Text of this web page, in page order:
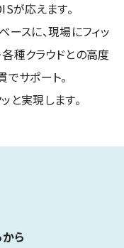
が応えます。
スに、現場にフィッ
各種クラウドとの高度
サポート。
と実現します。
ら